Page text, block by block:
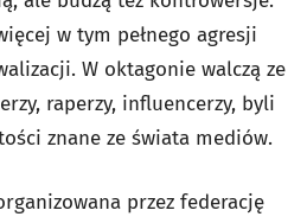
w tym pełnego agresji
W oktagonie walczą ze
raperzy, influencerzy, byli
znane ze świata mediów.
przez federację